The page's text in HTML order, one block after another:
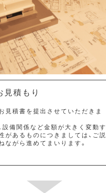
見積もり
見積書を提出させていただきま
設備関係など金額が大きく変動す
があるものにつきましては、ご説
ながら進めてまいります。